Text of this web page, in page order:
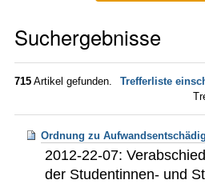
Suchergebnisse
715 Artikel gefunden.
Trefferliste
Ordnung zu
2012-22-07:
der Studentinnen- und